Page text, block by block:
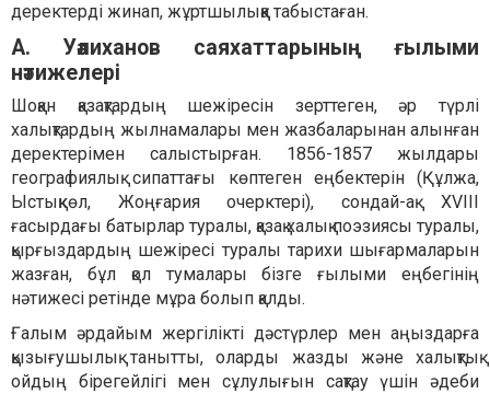
деректерді жинап, жұртшылыққа табыстаған.
А. Уәлиханов саяхаттарының ғылыми
нәтижелері
Шоқан қазақтардың шежіресін зерттеген, әр түрлі
халықтардың жылнамалары мен жазбаларынан алынған
деректерімен салыстырған. 1856-1857 жылдары
географиялық сипаттағы көптеген еңбектерін (Құлжа,
Ыстықкөл, Жоңғария очерктері), сондай-ақ XVIII
ғасырдағы батырлар туралы, қазақ халық поэзиясы туралы,
қырғыздардың шежіресі туралы тарихи шығармаларын
жазған, бұл қол тумалары бізге ғылыми еңбегінің
нәтижесі ретінде мұра болып қалды.
Ғалым әрдайым жергілікті дәстүрлер мен аңыздарға
қызығушылық танытты, оларды жазды және халықтық
ойдың бірегейлігі мен сұлулығын сақтау үшін әдеби